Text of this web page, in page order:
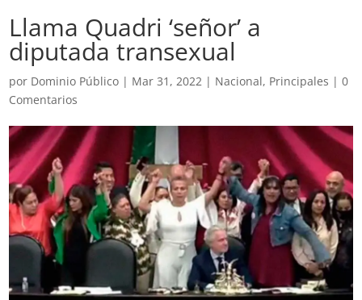
Llama Quadri ‘señor’ a
diputada transexual
por Dominio Público | Mar 31, 2022 | Nacional, Principales |0
Comentarios